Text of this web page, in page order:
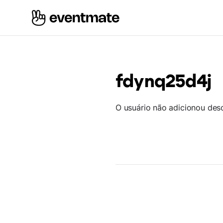
fdynq25d4j
O usuário não adicionou